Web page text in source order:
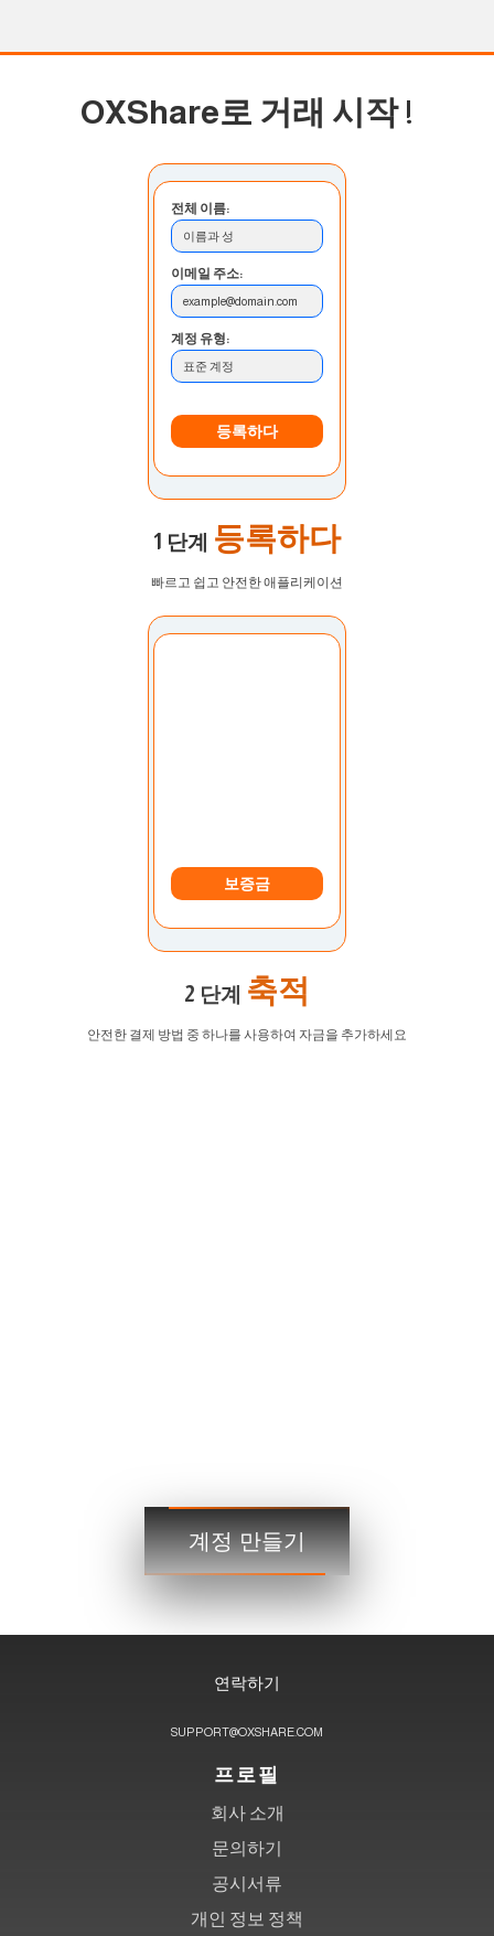
OXShare로 거래 시작!
전체 이름:
이름과 성
이메일 주소:
example@domain.com
계정 유형:
표준 계정
등록하다
1 단계 등록하다
빠르고 쉽고 안전한 애플리케이션
보증금
2 단계 축적
안전한 결제 방법 중 하나를 사용하여 자금을 추가하세요
3단계거래
계정 만들기
연락하기
SUPPORT@OXSHARE.COM
프로필
회사 소개
문의하기
공시서류
개인 정보 정책